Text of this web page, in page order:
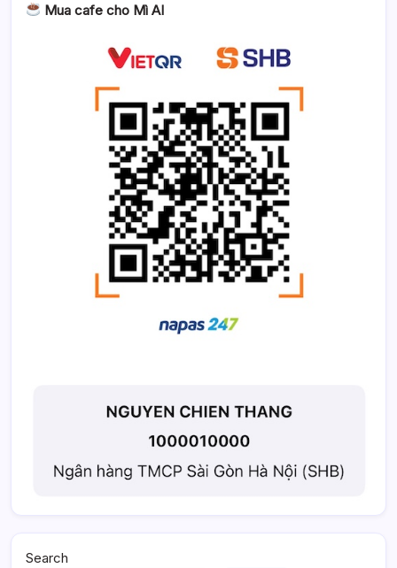
Mua cafe cho Mì AI
Search